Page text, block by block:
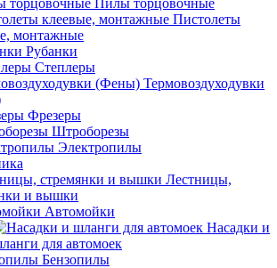
Пилы торцовочные
Пистолеты
монтажные
Рубанки
Степлеры
Термовоздуходувки
Фрезеры
Штроборезы
Электропилы
Лестницы,
и вышки
Автомойки
Насадки и
для автомоек
Бензопилы